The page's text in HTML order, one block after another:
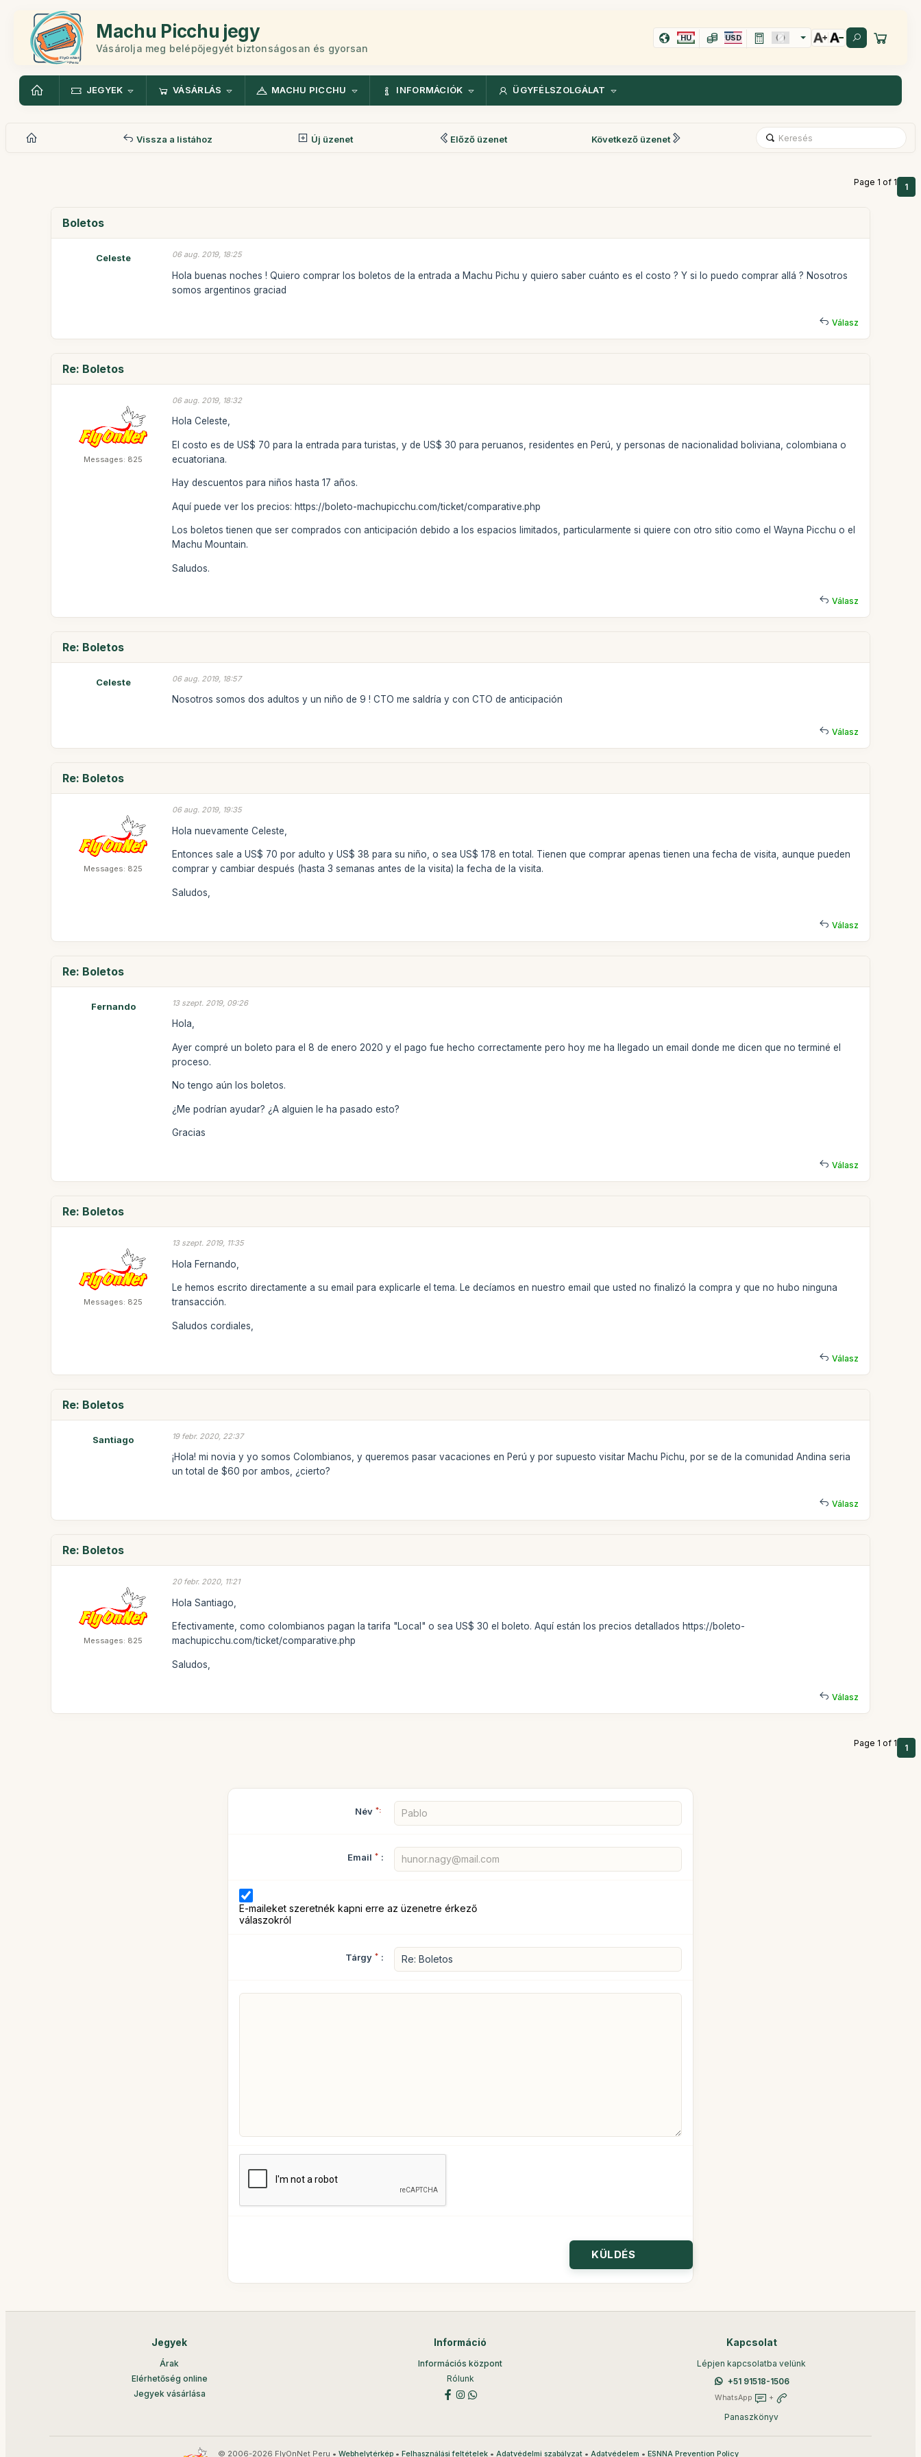
Machu Picchu jegy
Vásárolja meg belépőjegyét biztonságosan és gyorsan
HU USD
JEGYEK VÁSÁRLÁS MACHU PICCHU INFORMÁCIÓK ÜGYFÉLSZOLGÁLAT
Vissza a listához Új üzenet Előző üzenet Következő üzenet
Page 1 of 1 1
Boletos
Celeste 06 aug. 2019, 18:25
Hola buenas noches ! Quiero comprar los boletos de la entrada a Machu Pichu y quiero saber cuánto es el costo ? Y si lo puedo comprar allá ? Nosotros
somos argentinos graciad
Válasz
Re: Boletos
Messages: 825
06 aug. 2019, 18:32
Hola Celeste,
El costo es de US$ 70 para la entrada para turistas, y de US$ 30 para peruanos, residentes en Perú, y personas de nacionalidad boliviana, colombiana o
ecuatoriana.
Hay descuentos para niños hasta 17 años.
Aquí puede ver los precios: https://boleto-machupicchu.com/ticket/comparative.php
Los boletos tienen que ser comprados con anticipación debido a los espacios limitados, particularmente si quiere con otro sitio como el Wayna Picchu o el
Machu Mountain.
Saludos.
Válasz
Re: Boletos
Celeste 06 aug. 2019, 18:57
Nosotros somos dos adultos y un niño de 9 ! CTO me saldría y con CTO de anticipación
Válasz
Re: Boletos
Messages: 825
06 aug. 2019, 19:35
Hola nuevamente Celeste,
Entonces sale a US$ 70 por adulto y US$ 38 para su niño, o sea US$ 178 en total. Tienen que comprar apenas tienen una fecha de visita, aunque pueden
comprar y cambiar después (hasta 3 semanas antes de la visita) la fecha de la visita.
Saludos,
Válasz
Re: Boletos
Fernando 13 szept. 2019, 09:26
Hola,
Ayer compré un boleto para el 8 de enero 2020 y el pago fue hecho correctamente pero hoy me ha llegado un email donde me dicen que no terminé el
proceso.
No tengo aún los boletos.
¿Me podrían ayudar? ¿A alguien le ha pasado esto?
Gracias
Válasz
Re: Boletos
Messages: 825
13 szept. 2019, 11:35
Hola Fernando,
Le hemos escrito directamente a su email para explicarle el tema. Le decíamos en nuestro email que usted no finalizó la compra y que no hubo ninguna
transacción.
Saludos cordiales,
Válasz
Re: Boletos
Santiago 19 febr. 2020, 22:37
¡Hola! mi novia y yo somos Colombianos, y queremos pasar vacaciones en Perú y por supuesto visitar Machu Pichu, por se de la comunidad Andina seria
un total de $60 por ambos, ¿cierto?
Válasz
Re: Boletos
Messages: 825
20 febr. 2020, 11:21
Hola Santiago,
Efectivamente, como colombianos pagan la tarifa "Local" o sea US$ 30 el boleto. Aquí están los precios detallados https://boleto-
machupicchu.com/ticket/comparative.php
Saludos,
Válasz
Page 1 of 1 1
Név *:
Email * :
E-maileket szeretnék kapni erre az üzenetre érkező
válaszokról
Tárgy * :
Jegyek
Árak
Elérhetőség online
Jegyek vásárlása
Információ
Információs központ
Rólunk
Kapcsolat
Lépjen kapcsolatba velünk
+51 91518-1506
WhatsApp +
Panaszkönyv
© 2006-2026 FlyOnNet Peru •Webhelytérkép •Felhasználási feltételek •Adatvédelmi szabályzat •Adatvédelem •ESNNA Prevention Policy